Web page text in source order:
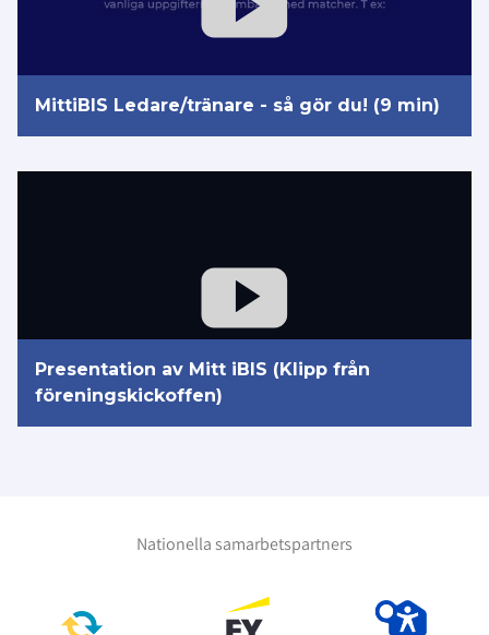
MittiBIS Ledare/tränare - så gör du! (9 min)
Presentation av Mitt iBIS (Klipp från
föreningskickoffen)
Nationella samarbetspartners